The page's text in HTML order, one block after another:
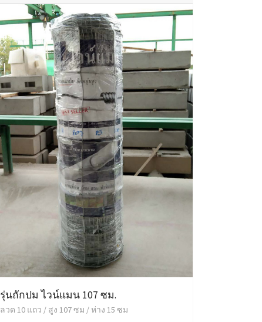
รุ่นถักปม ไวน์แมน 107 ซม.
ลวด 10 แถว / สูง 107 ซม / ห่าง 15 ซม